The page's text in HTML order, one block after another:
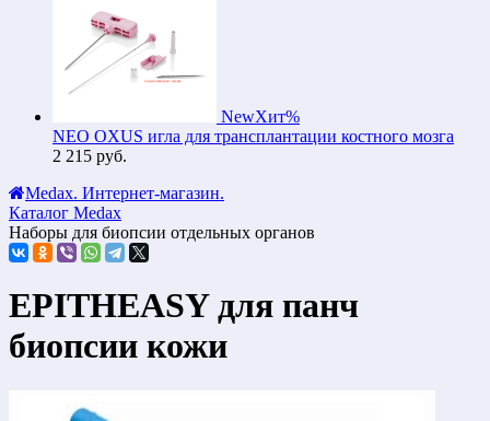
NewХит%
NEO OXUS игла для трансплантации костного мозга
2 215 руб.
Medax. Интернет-магазин.
Каталог Medax
Наборы для биопсии отдельных органов
EPITHEASY для панч
биопсии кожи